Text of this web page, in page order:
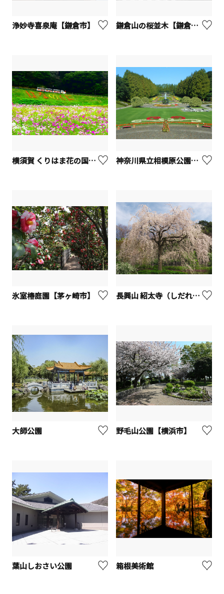
浄妙寺喜泉庵【鎌倉市】 鎌倉山の桜並木【鎌倉市】
横須賀 くりはま花の国【横須賀市】 神奈川県立相模原公園【相模原市】
氷室椿庭園【茅ヶ崎市】 長興山 紹太寺（しだれ桜）【小田原市】
大師公園 野毛山公園【横浜市】
葉山しおさい公園 箱根美術館